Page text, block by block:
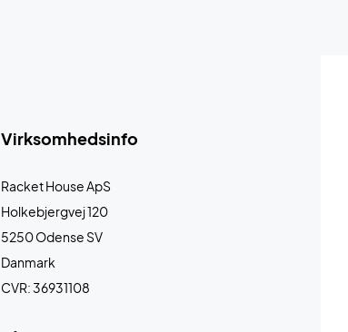
Virksomhedsinfo
Racket House ApS
Holkebjergvej 120
5250 Odense SV
Danmark
CVR: 36931108